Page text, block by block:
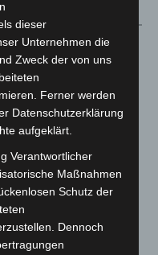
Barbara-
ihre Werke im
Isernhagen
startet
West und
aus
dieser
Unternehmen die
Zweck der von uns
Ferner werden
Datenschutzerklärung
aufgeklärt.
Verantwortlicher
Maßnahmen
Schutz der
Dennoch